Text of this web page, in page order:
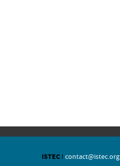
ISTEC I contact@istec.org